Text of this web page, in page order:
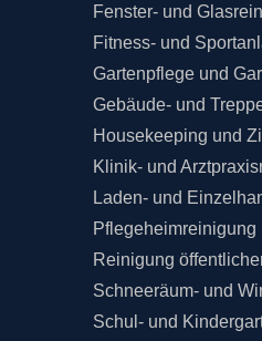
Fenster- und
Fitness- und
Gartenpflege und
Gebäude- und
Housekeeping und
Klinik- und
Laden- und
Pflegeheimreinigung
Reinigung
Schneeräum- und
Schul- und